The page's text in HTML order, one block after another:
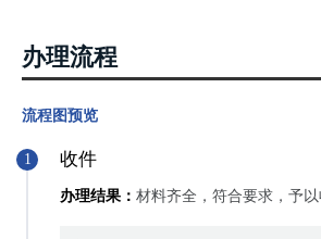
已经登记的宅基地使用权及房屋所有权，
1权利人姓名或者名称、身份证明类型或者
2不动产坐落、界址、用途、面积等状况发生
办理流程
流程图预览
1 收件
办理结果： 材料齐全，符合要求，予